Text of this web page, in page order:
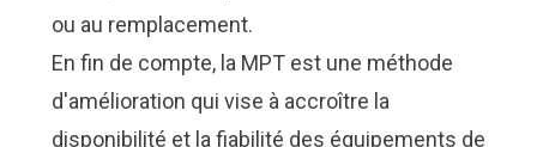
ou au remplacement.
En fin de compte, la MPT est une méthode
d'amélioration qui vise à accroître la
disponibilité et la fiabilité des équipements de